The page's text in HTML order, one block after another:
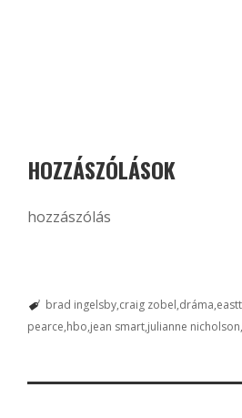
HOZZÁSZÓLÁSOK
hozzászólás
brad ingelsby craig zobel dráma
pearce hbo jean smart julianne nicholson